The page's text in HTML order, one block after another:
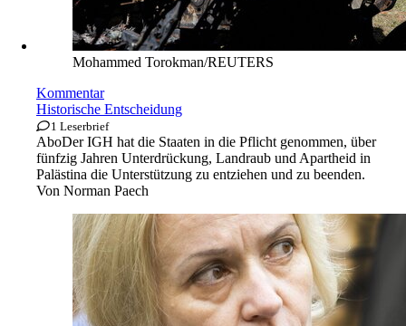
Mohammed Torokman/REUTERS
Kommentar
Historische Entscheidung
1 Leserbrief
AboDer IGH hat die Staaten in die Pflicht genommen, über
fünfzig Jahren Unterdrückung, Landraub und Apartheid in
Palästina die Unterstützung zu entziehen und zu beenden.
Von Norman Paech